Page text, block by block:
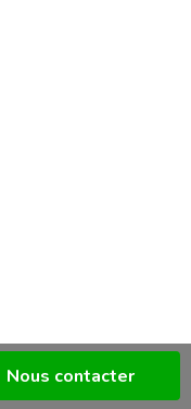
Nous contacter